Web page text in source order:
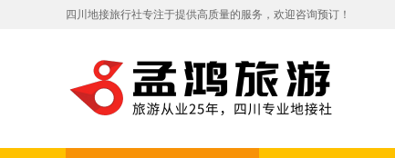
​四川地接旅行社专注于提供高质量的服务，欢迎咨询预订！
定制贴心行程，让您的旅途省心舒适，畅享四川美景。电话：